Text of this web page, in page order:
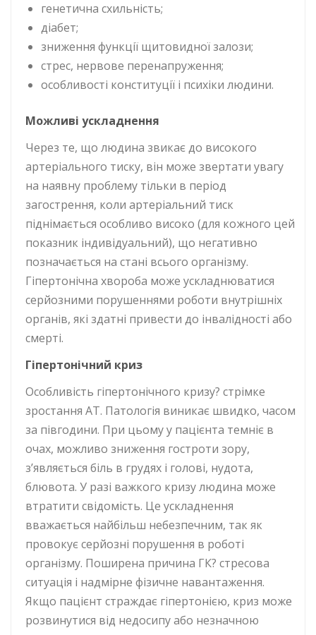
генетична схильність;
діабет;
зниження функції щитовидної залози;
стрес, нервове перенапруження;
особливості конституції і психіки людини.
Можливі ускладнення
Через те, що людина звикає до високого
артеріального тиску, він може звертати увагу
на наявну проблему тільки в період
загострення, коли артеріальний тиск
піднімається особливо високо (для кожного цей
показник індивідуальний), що негативно
позначається на стані всього організму.
Гіпертонічна хвороба може ускладнюватися
серйозними порушеннями роботи внутрішніх
органів, які здатні привести до інвалідності або
смерті.
Гіпертонічний криз
Особливість гіпертонічного кризу? стрімке
зростання АТ. Патологія виникає швидко, часом
за півгодини. При цьому у пацієнта темніє в
очах, можливо зниження гостроти зору,
з’являється біль в грудях і голові, нудота,
блювота. У разі важкого кризу людина може
втратити свідомість. Це ускладнення
вважається найбільш небезпечним, так як
провокує серйозні порушення в роботі
організму. Поширена причина ГК? стресова
ситуація і надмірне фізичне навантаження.
Якщо пацієнт страждає гіпертонією, криз може
розвинутися від недосипу або незначною